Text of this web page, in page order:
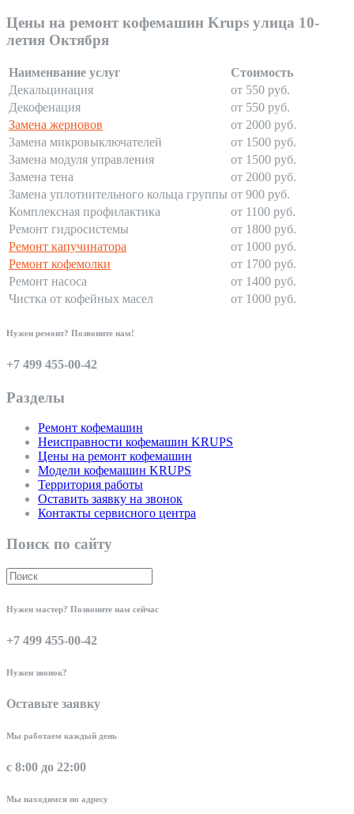
Цены на ремонт кофемашин Krups улица 10-
летия Октября
Наименвание услуг
Стоимость
Декальцинация
от 550 руб.
Декофенация
от 550 руб.
Замена жерновов
от 2000 руб.
Замена микровыключателей
от 1500 руб.
Замена модуля управления
от 1500 руб.
Замена тена
от 2000 руб.
Замена уплотнительного кольца группы от 900 руб.
Комплексная профилактика
от 1100 руб.
Ремонт гидросистемы
от 1800 руб.
Ремонт капучинатора
от 1000 руб.
Ремонт кофемолки
от 1700 руб.
Ремонт насоса
от 1400 руб.
Чистка от кофейных масел
от 1000 руб.
Нужен ремонт? Позвоните нам!
+7 499 455-00-42
Разделы
Ремонт кофемашин
Неисправности кофемашин KRUPS
Цены на ремонт кофемашин
Модели кофемашин KRUPS
Территория работы
Оставить заявку на звонок
Контакты сервисного центра
Поиск по сайту
Нужен мастер? Позвоните нам сейчас
+7 499 455-00-42
Нужен звонок?
Оставьте заявку
Мы работаем каждый день
с 8:00 до 22:00
Мы находимся по адресу